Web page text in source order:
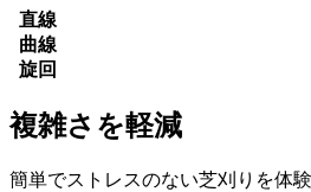
直線
曲線
旋回
複雑さを軽減
簡単でストレスのない芝刈りを体